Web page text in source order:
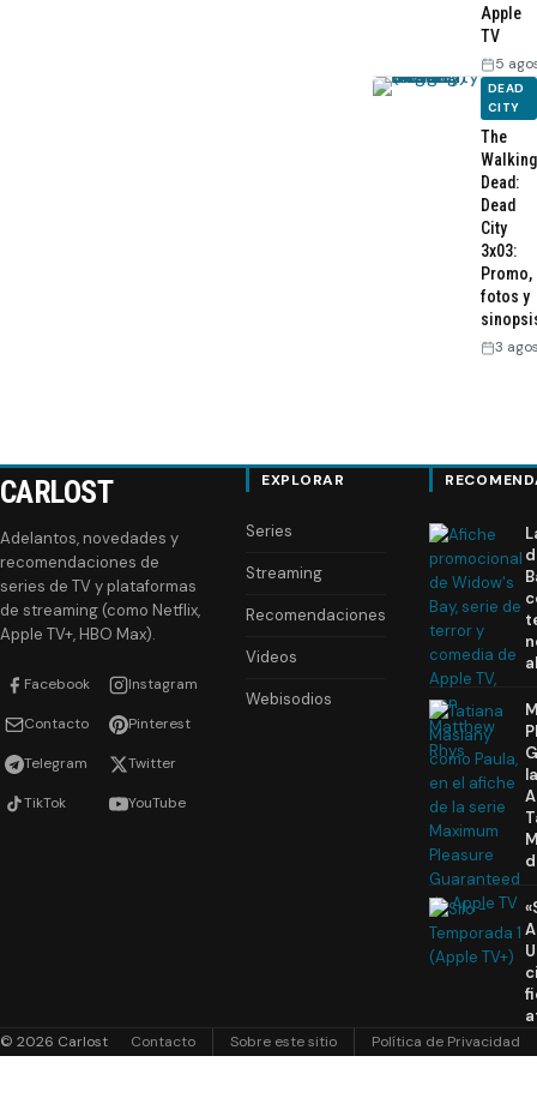
Apple
TV
5
DEAD
CITY
The
Walking
Dead:
Dead
City
3x03:
Promo,
fotos y
3
CARLOST
Adelantos, novedades y
recomendaciones de
series de TV y plataformas
de streaming (como Netflix,
Apple TV+, HBO Max).
Facebook Instagram
Contacto Pinterest
Telegram Twitter
TikTok YouTube
EXPLORAR
Series
Streaming
Recomendaciones
Videos
Webisodios
© 2026 Carlost Contacto Sobre este sitio Política de Privacidad